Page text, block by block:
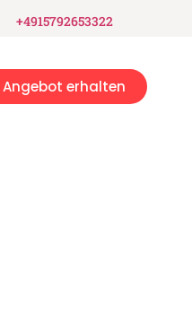
+4915792653322
Angebot erhalten